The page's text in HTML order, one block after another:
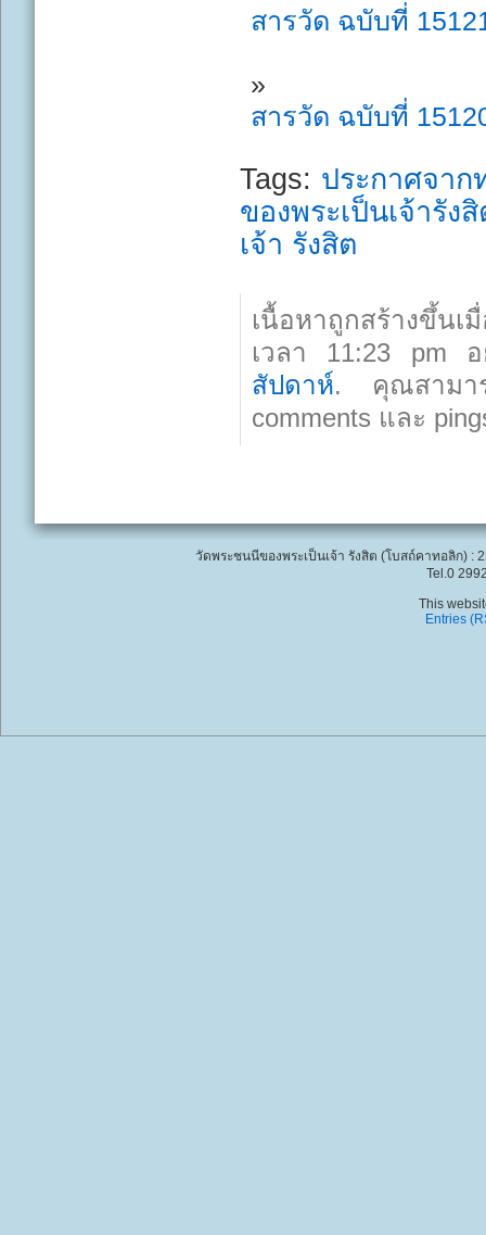
สารวัด ฉบับที่
สารวัด ฉบับที่
Tags: ประกาศจาก
ของพระเป็นเจ้ารัง
เจ้า รังสิต
เนื้อหาถูกสร้างขึ้น
เวลา 11:23 pm
สัปดาห์. คุณสามา
comments และ
วัดพระชนนีของพระเป็นเจ้า รังสิต (โบสถ์คาทอลิก)
Tel.0
This
Entries